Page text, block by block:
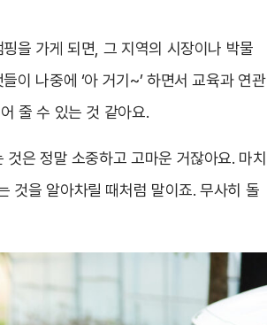
을 가게 되면, 그 지역의 시장이나 박물
이 나중에 ‘아 거기~’ 하면서 교육과 연관
줄 수 있는 것 같아요.
은 정말 소중하고 고마운 거잖아요. 마치
것을 알아차릴 때처럼 말이죠. 무사히 돌